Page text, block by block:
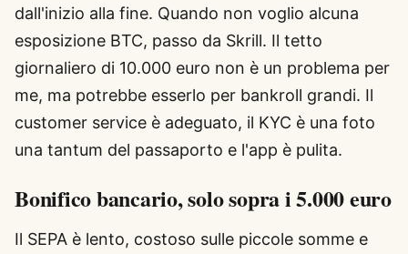
dall'inizio alla fine. Quando non voglio alcuna
esposizione BTC, passo da Skrill. Il tetto
giornaliero di 10.000 euro non è un problema per
me, ma potrebbe esserlo per bankroll grandi. Il
customer service è adeguato, il KYC è una foto
una tantum del passaporto e l'app è pulita.
Bonifico bancario, solo sopra i 5.000 euro
Il SEPA è lento, costoso sulle piccole somme e